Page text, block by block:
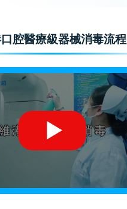
腔醫療級器械消毒流程